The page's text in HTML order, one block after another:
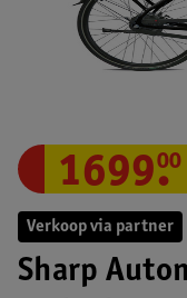
Verkoop via partner
Sharp
1699.
00